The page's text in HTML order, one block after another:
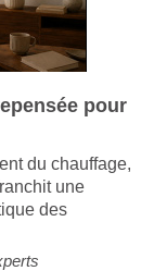
pour
du chauffage,
une
des